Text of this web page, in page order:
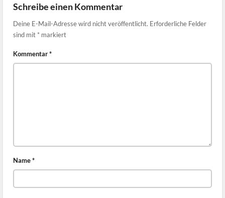
Schreibe einen Kommentar
Deine E-Mail-Adresse wird nicht veröffentlicht. Erforderliche Felder
sind mit * markiert
Kommentar*
Name*